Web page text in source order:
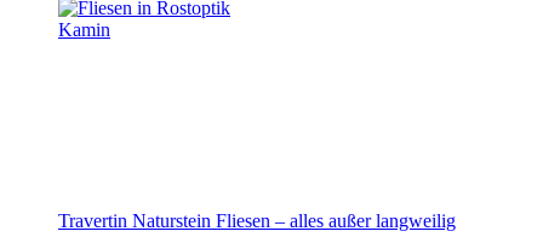
Travertin Naturstein Fliesen – alles außer langweilig